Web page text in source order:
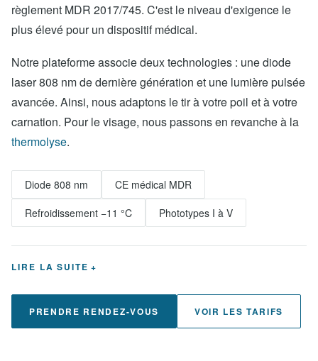
règlement MDR 2017/745. C'est le niveau d'exigence le
plus élevé pour un dispositif médical.
Notre plateforme associe deux technologies : une diode
laser 808 nm de dernière génération et une lumière pulsée
avancée. Ainsi, nous adaptons le tir à votre poil et à votre
carnation. Pour le visage, nous passons en revanche à la
thermolyse.
Diode 808 nm
CE médical MDR
Refroidissement −11 °C
Phototypes I à V
LIRE LA SUITE
PRENDRE RENDEZ-VOUS VOIR LES TARIFS